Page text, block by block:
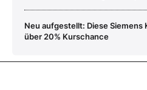
Neu aufgestellt: Diese
über 20% Kurschance